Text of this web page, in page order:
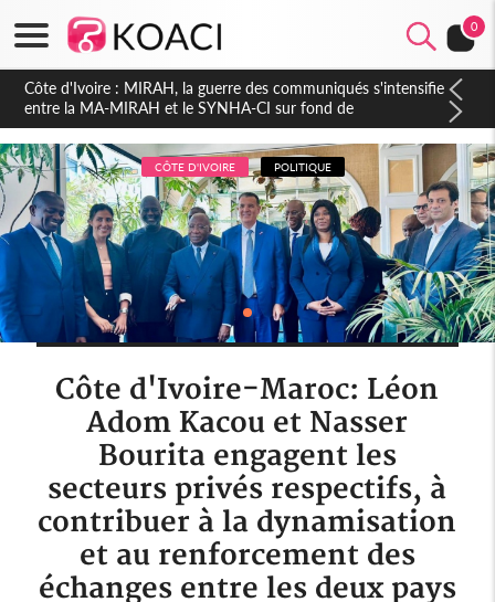
0
Côte d'Ivoire : Indépendance 2026, Thiam plaide pour un
environnement démocratique plus apaisé
CÔTE D'IVOIRE POLITIQUE
Côte d'Ivoire-Maroc: Léon
Adom Kacou et Nasser
Bourita engagent les
secteurs privés respectifs, à
contribuer à la dynamisation
et au renforcement des
échanges entre les deux pays